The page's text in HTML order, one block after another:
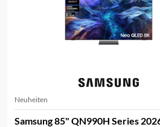
Neuheiten
Samsung 85" QN990H Series